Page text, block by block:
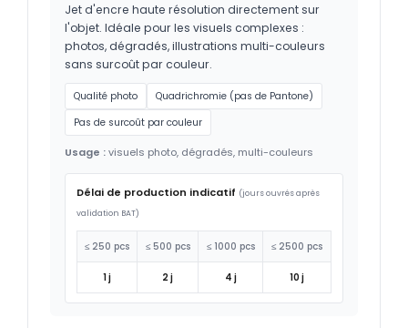
Jet d'encre haute résolution directement sur
l'objet. Idéale pour les visuels complexes :
photos, dégradés, illustrations multi-couleurs
sans surcoût par couleur.
Qualité photo
Quadrichromie (pas de Pantone)
Pas de surcoût par couleur
Usage :visuels photo, dégradés, multi-couleurs
Délai de production indicatif (jours ouvrés après
validation BAT)
≤ 250 pcs ≤ 500 pcs ≤ 1000 pcs ≤ 2500 pcs
1 j 2 j 4 j 10 j